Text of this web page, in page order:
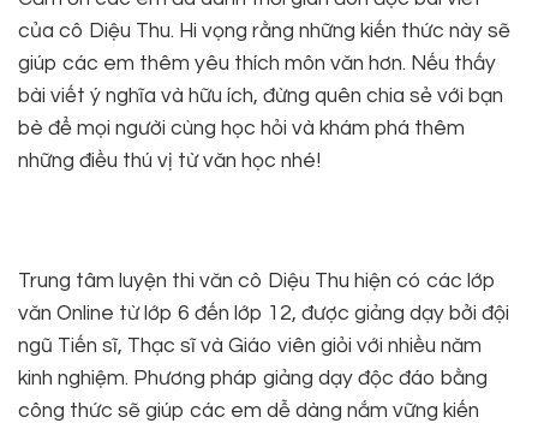
của cô Diệu Thu. Hi vọng rằng những kiến thức này sẽ
giúp các em thêm yêu thích môn văn hơn. Nếu thấy
bài viết ý nghĩa và hữu ích, đừng quên chia sẻ với bạn
bè để mọi người cùng học hỏi và khám phá thêm
những điều thú vị từ văn học nhé!
Trung tâm luyện thi văn cô Diệu Thu hiện có các lớp
văn Online từ lớp 6 đến lớp 12, được giảng dạy bởi đội
ngũ Tiến sĩ, Thạc sĩ và Giáo viên giỏi với nhiều năm
kinh nghiệm. Phương pháp giảng dạy độc đáo bằng
công thức sẽ giúp các em dễ dàng nắm vững kiến